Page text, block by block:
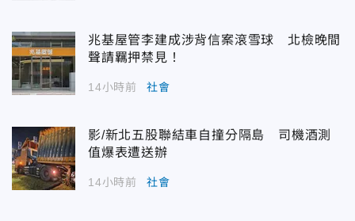
兆基屋管李建成涉背信案滾雪球 北檢晚間
聲請羈押禁見！
14小時前 社會
影/新北五股聯結車自撞分隔島 司機酒測
值爆表遭送辦
14小時前 社會